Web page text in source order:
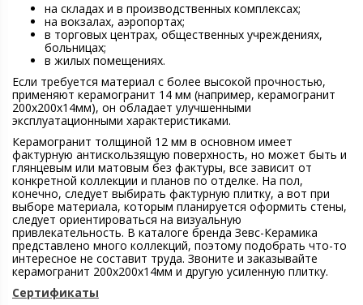
на складах и в производственных комплексах;
на вокзалах, аэропортах;
в торговых центрах, общественных учреждениях,
больницах;
в жилых помещениях.
Если требуется материал с более высокой прочностью,
применяют керамогранит 14 мм (например, керамогранит
200х200х14мм), он обладает улучшенными
эксплуатационными характеристиками.
Керамогранит толщиной 12 мм в основном имеет
фактурную антискользящую поверхность, но может быть и
глянцевым или матовым без фактуры, все зависит от
конкретной коллекции и планов по отделке. На пол,
конечно, следует выбирать фактурную плитку, а вот при
выборе материала, которым планируется оформить стены,
следует ориентироваться на визуальную
привлекательность. В каталоге бренда Зевс-Керамика
представлено много коллекций, поэтому подобрать что-то
интересное не составит труда. Звоните и заказывайте
керамогранит 200х200х14мм и другую усиленную плитку.
Сертификаты